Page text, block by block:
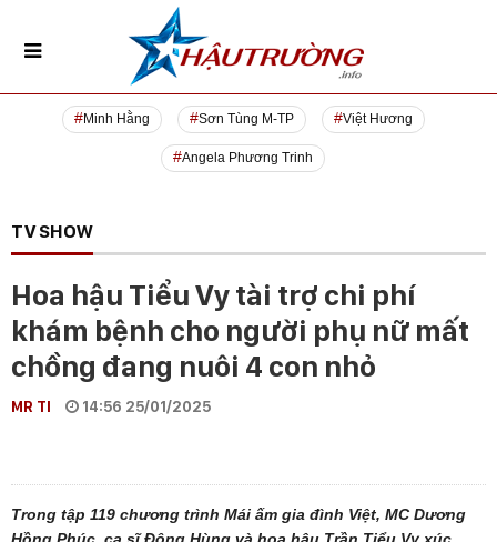
Minh Hằng Sơn Tùng M-TP Việt Hương
Angela Phương Trinh
TV SHOW
Hoa hậu Tiểu Vy tài trợ chi phí
khám bệnh cho người phụ nữ mất
chồng đang nuôi 4 con nhỏ
MR TI 14:56 25/01/2025
Trong tập 119 chương trình Mái ấm gia đình Việt, MC Dương
Hồng Phúc, ca sĩ Đông Hùng và hoa hậu Trần Tiểu Vy xúc